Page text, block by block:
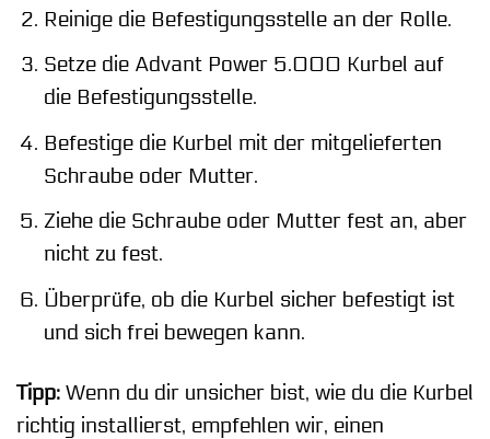
Reinige die Befestigungsstelle an der Rolle.
Setze die Advant Power 5.000 Kurbel auf
die Befestigungsstelle.
Befestige die Kurbel mit der mitgelieferten
Schraube oder Mutter.
Ziehe die Schraube oder Mutter fest an, aber
nicht zu fest.
Überprüfe, ob die Kurbel sicher befestigt ist
und sich frei bewegen kann.
Tipp: Wenn du dir unsicher bist, wie du die Kurbel
richtig installierst, empfehlen wir, einen